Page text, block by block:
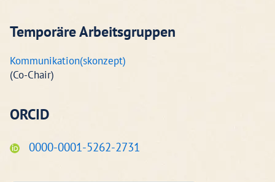
Temporäre Arbeitsgruppen
Kommunikation(skonzept)
(Co-Chair)
ORCID
0000-0001-5262-2731